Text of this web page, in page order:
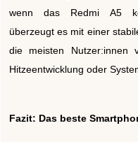
wenn das Redmi A5
überzeugt es mit einer
die meisten Nutzer:innen
Hitzeentwicklung oder
Fazit: Das beste